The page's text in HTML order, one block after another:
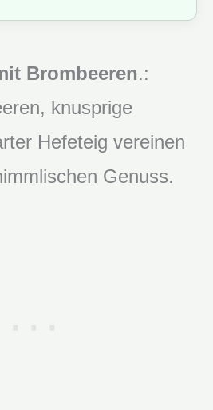
Brombeeren.:
knusprige
Hefeteig vereinen
Genuss.